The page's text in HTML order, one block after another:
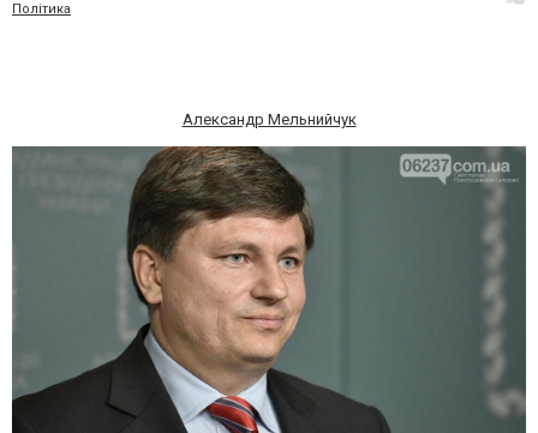
Політика
Александр Мельнийчук